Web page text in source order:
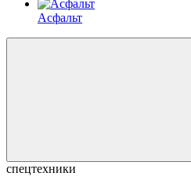
Асфальт
спецтехники